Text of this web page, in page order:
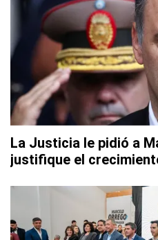
La Justicia le pidió a
justifique el